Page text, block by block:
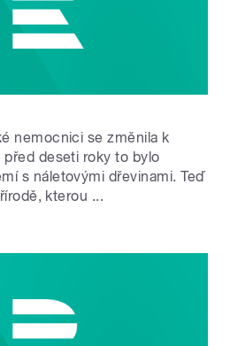
nemocnici se změnila k
deseti roky to bylo
s náletovými dřevinami. Teď
kterou ...